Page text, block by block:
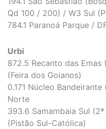
Qd 100 / 200) / W3 Sul
784.1 Paranoá Parque /
Urbi
872.5 Recanto das
(Feira dos Goianos)
0.171 Núcleo
Norte
393.6 Samambaia Sul
(Pistão Sul-Católica)